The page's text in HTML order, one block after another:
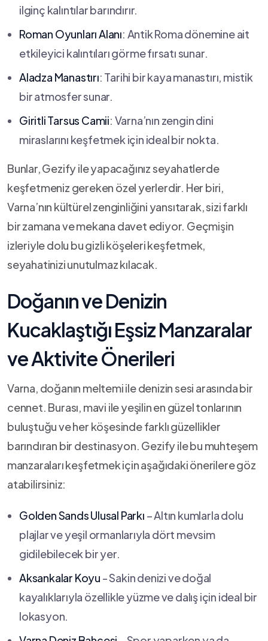
ilginç kalıntılar barındırır.
Roman‍ Oyunları Alanı: Antik Roma dönemine ait⁤
etkileyici kalıntıları görme ‌fırsatı sunar.
Aladza Manastırı: Tarihi bir kaya ‍manastırı, ‍mistik
bir ‌atmosfer ⁣sunar.
Giritli Tarsus Camii: Varna’nın zengin‍ dini
miraslarını keşfetmek için ideal​ bir nokta.
Bunlar, Gezify ile yapacağınız seyahatlerde
keşfetmeniz‌ gereken özel yerlerdir. Her biri,
Varna’nın kültürel zenginliğini yansıtarak, sizi farklı
bir‌ zamana ve mekana davet ediyor. Geçmişin
izleriyle dolu bu ‌gizli köşeleri ⁤keşfetmek,
seyahatinizi ⁣unutulmaz kılacak.
Doğanın ⁢ve Denizin
Kucaklaştığı Eşsiz Manzaralar
ve Aktivite ‌Önerileri
Varna, doğanın meltemi ile ‌denizin sesi arasında bir
cennet. Burası, mavi ‌ile ‍yeşilin en⁢ güzel ⁤tonlarının
buluştuğu ve her ​köşesinde​ farklı ⁤güzellikler
barındıran bir destinasyon. Gezify ile bu ‌muhteşem
⁤manzaraları‍ keşfetmek için aşağıdaki⁢ önerilere göz
atabilirsiniz:
Golden Sands ⁤Ulusal Parkı – Altın kumlarla dolu
plajlar ve yeşil ormanlarıyla dört mevsim
⁣gidilebilecek bir yer.
Aksankalar Koyu ‍- Sakin denizi ve doğal
kayalıklarıyla ‍özellikle yüzme ⁢ve ‌dalış ‌için​ ideal bir
lokasyon.